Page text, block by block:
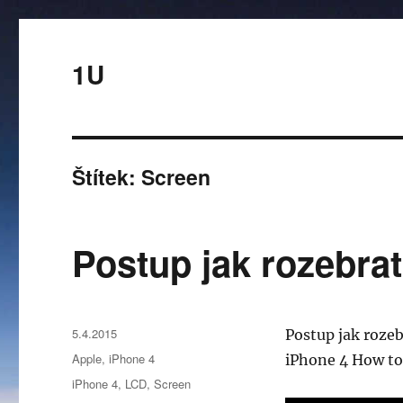
1U
Štítek:Screen
Postup jak
Postup jak
iPhone 4 How
Publikováno:
5.4.2015
Rubriky:
Apple,iPhone 4
Štítky:
iPhone 4, LCD,Screen